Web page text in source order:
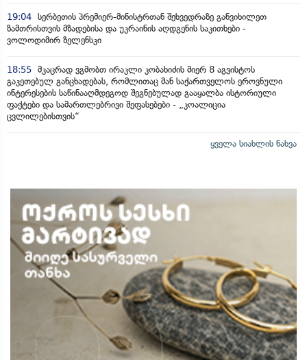
19:04 სერბეთის პრემიერ-მინისტრთან შეხვედრაზე განვიხილეთ
ზამთრისთვის მზადებისა და უკრაინის აღდგენის საკითხები -
ვოლოდიმირ ზელენსკი
18:55 მკაცრად ვგმობთ ირაკლი კობახიძის მიერ 8 აგვისტოს
გაკეთებულ განცხადებას, რომლითაც მან საქართველოს ეროვნული
ინტერესების საწინააღმდეგოდ შეგნებულად გააყალბა ისტორიული
ფაქტები და სამართლებრივი შეფასებები - „კოალიცია
ცვლილებისთვის“
ყველა სიახლის ნახვა